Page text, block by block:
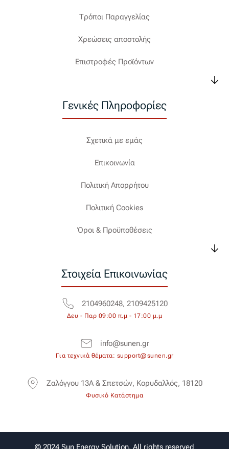
Τρόποι Παραγγελίας
Χρεώσεις αποστολής
Επιστροφές Προϊόντων
Γενικές Πληροφορίες
Σχετικά με εμάς
Επικοινωνία
Πολιτική Απορρήτου
Πολιτική Cookies
Όροι & Προϋποθέσεις
Στοιχεία Επικοινωνίας
2104960248, 2109425120
Δευ - Παρ 09:00 π.μ - 17:00 μ.μ
info@sunen.gr
Για τεχνικά θέματα: support@sunen.gr
Ζαλόγγου 13Α & Σπετσών, Κορυδαλλός, 18120
Φυσικό Κατάστημα